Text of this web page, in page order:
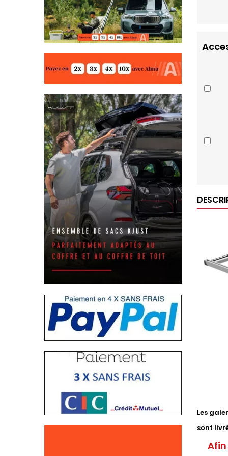
Les
sont